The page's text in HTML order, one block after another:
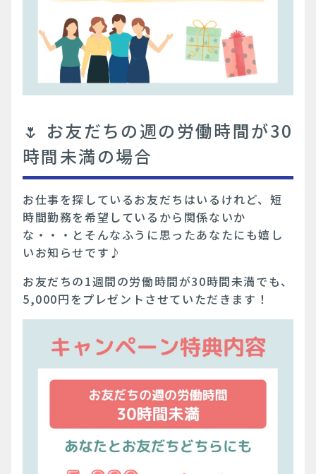
🌷 お友だちの週の労働時間が30
時間未満の場合
お仕事を探しているお友だちはいるけれど、短
時間勤務を希望しているから関係ないか
な・・・とそんなふうに思ったあなたにも嬉し
いお知らせです♪
お友だちの1週間の労働時間が30時間未満でも、
5,000円をプレゼントさせていただきます！